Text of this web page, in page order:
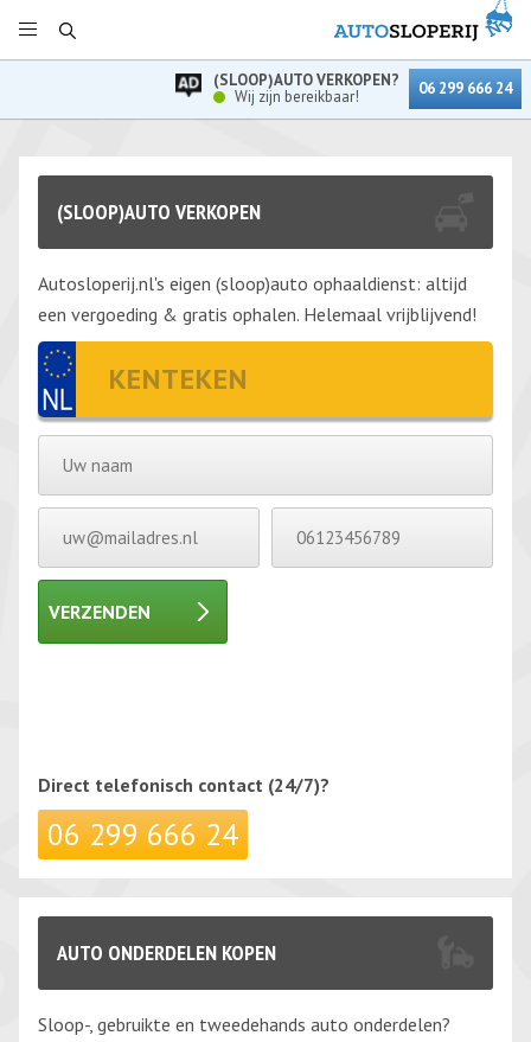
(SLOOP)AUTO VERKOPEN?
Wij zijn bereikbaar!
06 299 666 24
(SLOOP)AUTO VERKOPEN
Autosloperij.nl's eigen (sloop)auto ophaaldienst: altijd
een vergoeding & gratis ophalen. Helemaal vrijblijvend!
VERZENDEN
Direct telefonisch contact (24/7)?
06 299 666 24
AUTO ONDERDELEN KOPEN
Sloop-, gebruikte en tweedehands auto onderdelen?